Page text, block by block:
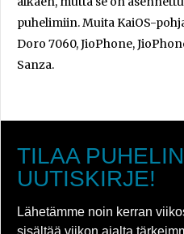
puhelimiin. Muita KaiOS-
Doro 7060, JioPhone,
Sanza.
TILAA
UUTISKIRJE!
Lähetämme noin kerran
sisältää viikon ajalta